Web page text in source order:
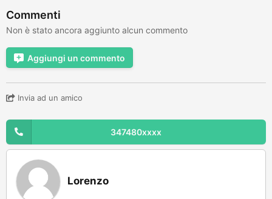
Commenti
Non è stato ancora aggiunto alcun commento
Aggiungi un commento
Invia ad un amico
347480xxxx
Lorenzo